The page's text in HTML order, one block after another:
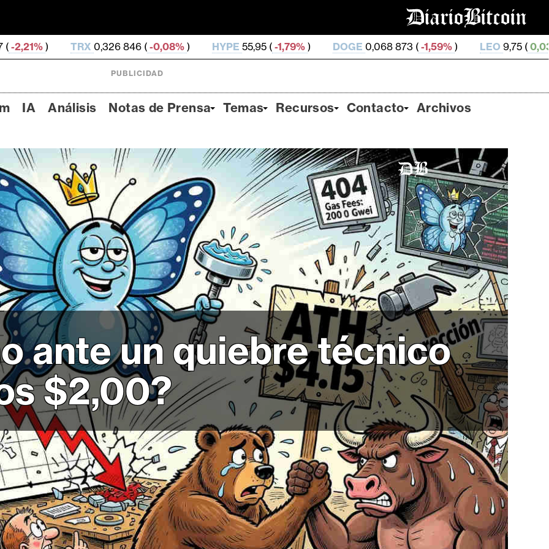
0,326 846 ( -0,08%) HYPE55,95 ( -1,79%) DOGE0,068 873 (-1,59%) LEO9,75 (0,03%) ZEC
PUBLICIDAD
IA Análisis Notas de Prensa Temas Recursos Contacto Archivos
ante un quiebre técnico
$2,00?